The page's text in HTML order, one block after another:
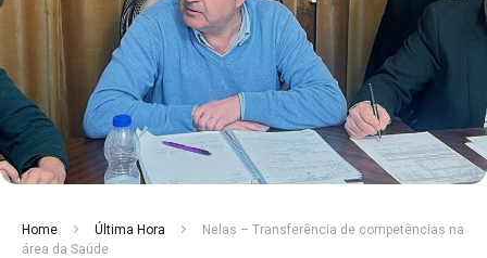
Home Última Hora
Nelas – Transferência de competências na
área da Saúde